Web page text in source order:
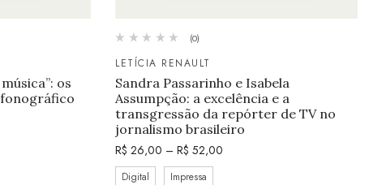
os
(0)
LETÍCIA RENAULT
Sandra Passarinho e Isabela
Assumpção: a excelência e a
transgressão da repórter de TV no
jornalismo brasileiro
R$ 26,00 – R$ 52,00
Digital Impressa